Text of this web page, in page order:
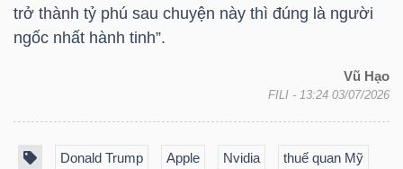
trở thành tỷ phú sau chuyện này thì đúng là người
ngốc nhất hành tinh”.
Vũ Hạo
FILI - 13:24 03/07/2026
Donald Trump Apple Nvidia thuế quan Mỹ
Thuật
Dịch